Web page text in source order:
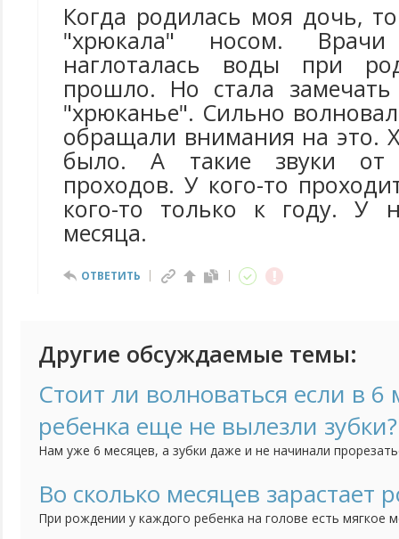
Когда родилась моя дочь,
"хрюкала" носом.
наглоталась воды при
прошло. Но стала замечать
"хрюканье". Сильно
обращали внимания на это.
было. А такие звуки от
проходов. У кого-то
кого-то только к году. У
месяца.
ОТВЕТИТЬ
Другие обсуждаемые темы:
Стоит ли волноваться если в 6
ребенка еще не вылезли зубки?
Нам уже 6 месяцев, а зубки даже и не начинали
Во сколько месяцев зарастает
При рождении у каждого ребенка на голове есть мягкое